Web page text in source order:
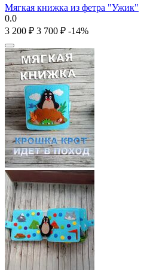
Мягкая книжка из фетра "Ужик"
0.0
3 200 ₽ 3 700 ₽ -14%